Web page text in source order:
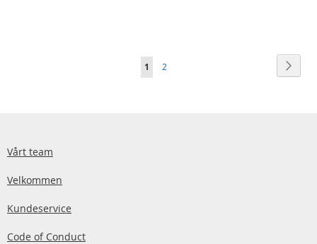
You're
1 Side
2
Vårt team
Velkommen
Kundeservice
Code of Conduct